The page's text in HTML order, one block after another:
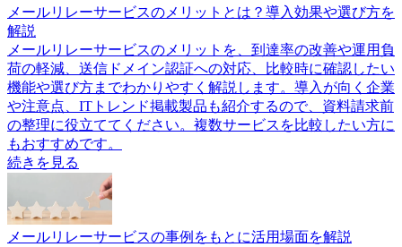
メールリレーサービスのメリットとは？導入効果や選び方を
解説
メールリレーサービスのメリットを、到達率の改善や運用負
荷の軽減、送信ドメイン認証への対応、比較時に確認したい
機能や選び方までわかりやすく解説します。導入が向く企業
や注意点、ITトレンド掲載製品も紹介するので、資料請求前
の整理に役立ててください。複数サービスを比較したい方に
もおすすめです。
続きを見る
メールリレーサービスの事例をもとに活用場面を解説